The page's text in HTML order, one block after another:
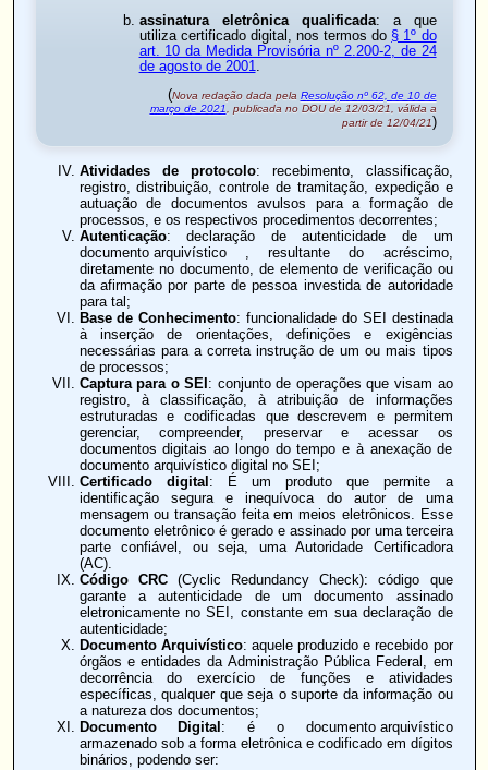
assinatura eletrônica qualificada: a que
utiliza certificado digital, nos termos do § 1º do
art. 10 da Medida Provisória nº 2.200-2, de 24
de agosto de 2001
(Nova redação dada pela Resolução nº 62, de 10 de
março de 2021 , publicada no DOU de 12/03/21, válida a
partir de 12/04/21)
Atividades de protocolo: recebimento, classificação,
registro, distribuição, controle de tramitação, expedição e
autuação de documentos avulsos para a formação de
processos, e os respectivos procedimentos decorrentes;
Autenticação: declaração de autenticidade de um
documento arquivístico, resultante do acréscimo,
diretamente no documento, de elemento de verificação ou
da afirmação por parte de pessoa investida de autoridade
para tal;
Base de Conhecimento: funcionalidade do SEI destinada
à inserção de orientações, definições e exigências
necessárias para a correta instrução de um ou mais tipos
de processos;
Captura para o SEI : conjunto de operações que visam ao
registro, à classificação, à atribuição de informações
estruturadas e codificadas que descrevem e permitem
gerenciar, compreender, preservar e acessar os
documentos digitais ao longo do tempo e à anexação de
documento arquivístico digital no SEI;
Certificado digital : É um produto que permite a
identificação segura e inequívoca do autor de uma
mensagem ou transação feita em meios eletrônicos. Esse
documento eletrônico é gerado e assinado por uma terceira
parte confiável, ou seja, uma Autoridade Certificadora
(AC).
Código CRC(Cyclic Redundancy Check): código que
garante a autenticidade de um documento assinado
eletronicamente no SEI, constante em sua declaração de
autenticidade;
Documento Arquivístico: aquele produzido e recebido por
órgãos e entidades da Administração Pública Federal, em
decorrência do exercício de funções e atividades
específicas, qualquer que seja o suporte da informação ou
a natureza dos documentos;
Documento Digital : é o documento arquivístico
armazenado sob a forma eletrônica e codificado em dígitos
binários, podendo ser: